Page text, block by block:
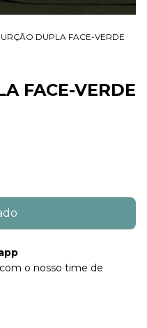
DUPLA FACE-VERDE
FACE-VERDE
o nosso time de